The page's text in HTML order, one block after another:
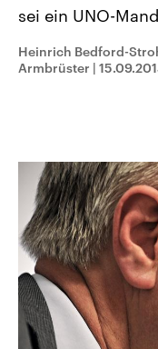
Bundesland von einer
Umfragen, Prognosen,
Wahlprogramme,
und Hintergründe zu
Sendungen
sei ein UNO-
Heinrich Bedford-
Armbrüster |